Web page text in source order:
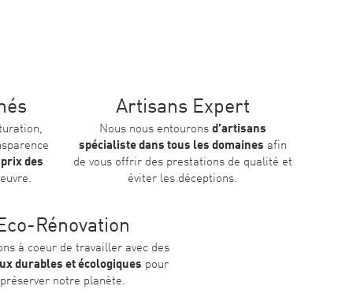
des
Artisans Expert
Nous nous entourons d’artisans
spécialiste dans tous les domaines afin
de vous offrir des prestations de qualité et
éviter les déceptions.
Rénovation
à coeur de travailler avec des
durables et écologiques pour
préserver notre planète.